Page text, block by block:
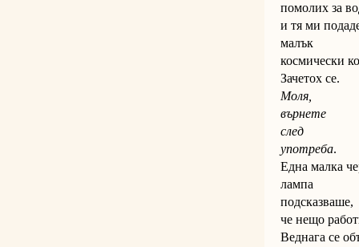
помолих за
и тя ми
малък
космически
Зачетох се.
Моля,
върнете
след
употреба.
Една малка
лампа
подсказваше,
че нещо
Веднага се